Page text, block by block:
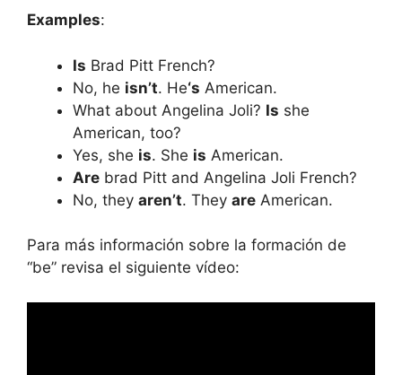
Examples:
Is Brad Pitt French?
No, he isn’t. He‘s American.
What about Angelina Joli? Is she
American, too?
Yes, she is. She is American.
Are brad Pitt and Angelina Joli French?
No, they aren’t. They are American.
Para más información sobre la formación de
“be” revisa el siguiente vídeo: